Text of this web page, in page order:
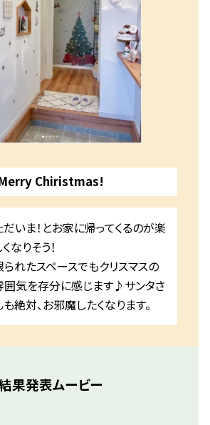
Chiristmas!
だいま！とお家に帰ってくるのが楽
なりそう！
られたスペースでもクリスマスの
囲気を存分に感じます♪サンタさ
も絶対、お邪魔したくなります。
果発表ムービー